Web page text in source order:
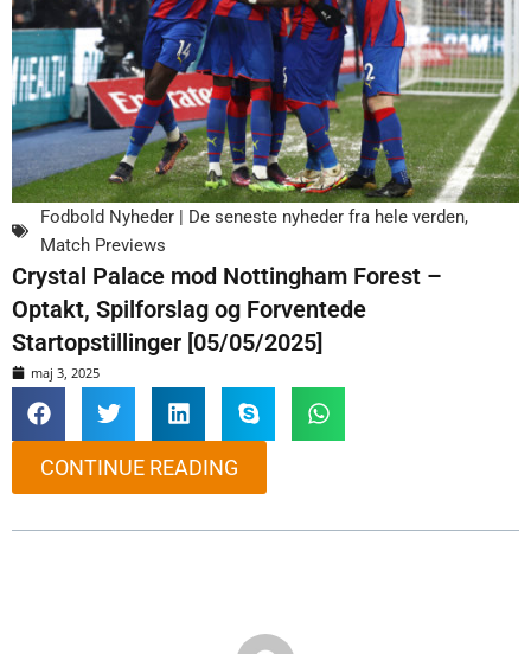
Fodbold Nyheder | De seneste nyheder fra hele verden,
Match Previews
Crystal Palace mod Nottingham Forest –
Optakt, Spilforslag og Forventede
Startopstillinger [05/05/2025]
maj 3, 2025
CONTINUE READING